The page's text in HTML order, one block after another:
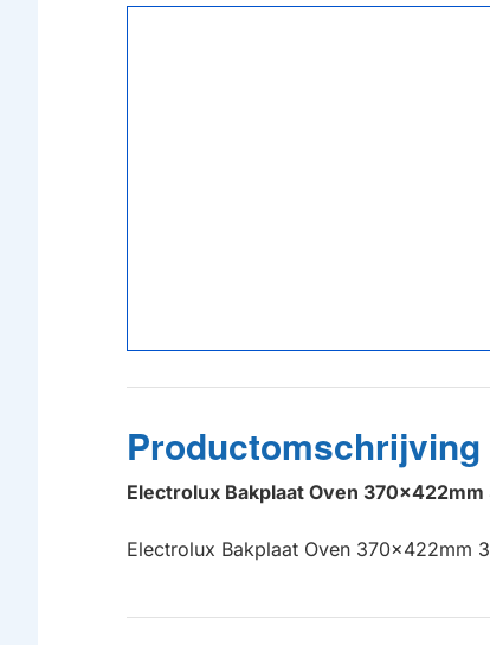
Productomschrijving
Electrolux Bakplaat Oven 370x422mm
Electrolux Bakplaat Oven 370x422mm